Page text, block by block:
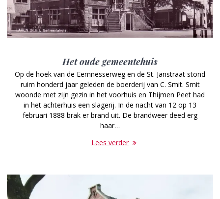
Het oude gemeentehuis
Op de hoek van de Eemnesserweg en de St. Janstraat stond
ruim honderd jaar geleden de boerderij van C. Smit. Smit
woonde met zijn gezin in het voorhuis en Thijmen Peet had
in het achterhuis een slagerij. In de nacht van 12 op 13
februari 1888 brak er brand uit. De brandweer deed erg
haar…
Lees verder